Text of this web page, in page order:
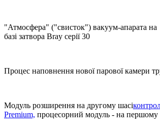
"Атмосфера" ("свисток") вакуум-апарата на
базі затвора Bray серії 30
Процес наповнення нової парової камери
Модуль розширення на другому шасі
Premium, процесорний модуль - на першому